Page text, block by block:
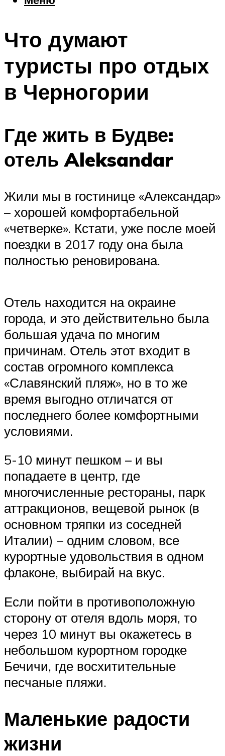
Шоппинг
Что посетить
Меню
Что думают
туристы про отдых
в Черногории
Где жить в Будве:
отель Aleksandar
Жили мы в гостинице «Александар»
– хорошей комфортабельной
«четверке». Кстати, уже после моей
поездки в 2017 году она была
полностью реновирована.
Отель находится на окраине
города, и это действительно была
большая удача по многим
причинам. Отель этот входит в
состав огромного комплекса
«Славянский пляж», но в то же
время выгодно отличатся от
последнего более комфортными
условиями.
5-10 минут пешком – и вы
попадаете в центр, где
многочисленные рестораны, парк
аттракционов, вещевой рынок (в
основном тряпки из соседней
Италии) – одним словом, все
курортные удовольствия в одном
флаконе, выбирай на вкус.
Если пойти в противоположную
сторону от отеля вдоль моря, то
через 10 минут вы окажетесь в
небольшом курортном городке
Бечичи, где восхитительные
песчаные пляжи.
Маленькие радости
жизни